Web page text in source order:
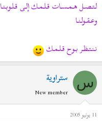
لــتــصــل هــمــســات قــلــمــك إلــى قــلــوبــنــا
وعــقــولــنــا
نــنــتــظــر بــوح قــلــمــك
س ستراوية
New member
11 يونيو 2005